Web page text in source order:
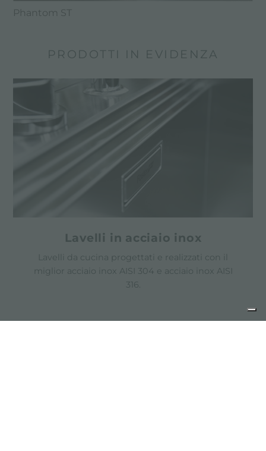
Phantom ST
PRODOTTI IN EVIDENZA
Lavelli in acciaio inox
Lavelli da cucina progettati e realizzati con il
miglior acciaio inox AISI 304 e acciaio inox AISI
316.